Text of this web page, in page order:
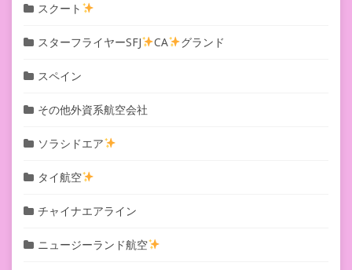
スクート
スターフライヤーSFJ CA グランド
スペイン
その他外資系航空会社
ソラシドエア
タイ航空
チャイナエアライン
ニュージーランド航空